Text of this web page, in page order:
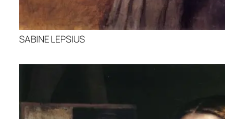
SABINE LEPSIUS